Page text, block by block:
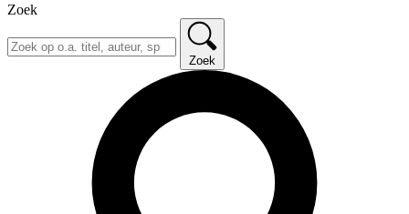
Zoek
Zoek